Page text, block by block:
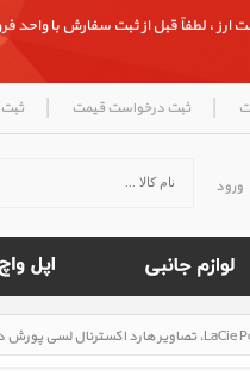
، لطفاً قبل از ثبت سفارش با واحد فروش
| ثبت درخواست قیمت |
ورود